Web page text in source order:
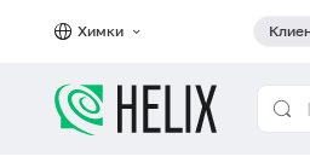
Химки